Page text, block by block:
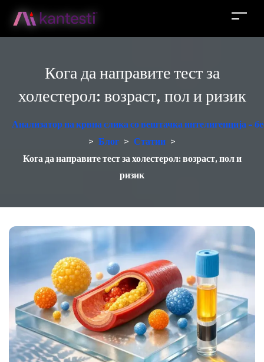
Кога да направите тест за
холестерол: возраст, пол и ризик
Анализатор на крвна слика со вештачка интелигенција -
> Блог > Статии >
Кога да направите тест за холестерол: возраст, пол и
ризик